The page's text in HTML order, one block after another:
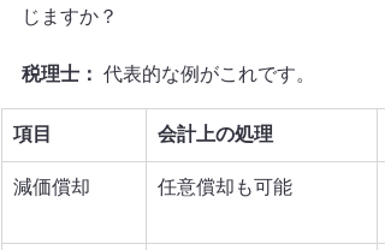
じますか？
税理士： 代表的な例がこれです。
項目 会計上の処理
減価償却 任意償却も可能